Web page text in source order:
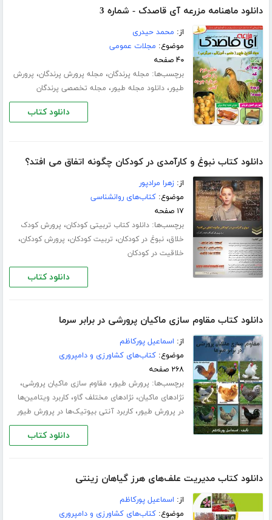
دانلود ماهنامه مزرعه آی قاصدک - شماره 3
از: محمد حیدری
موضوع: مجلات عمومی
۴۰ صفحه
برچسب‌ها: مجله پرندگان، مجله پرورش پرندگان، پرورش
طیور،دانلود مجله طیور، مجله تخصصی پرندگان
دانلود کتاب
دانلود کتاب نبوغ و کارآمدی در کودکان چگونه اتفاق می افتد؟
از:زهرا مرادپور
موضوع:کتاب‌های روانشناسی
۱۷ صفحه
برچسب‌ها:دانلود کتاب تربیتی کودکان، پرورش کودک
خلاق،نبوغ در کودکان، تربیت کودکان، پرورش کودکان،
خلاقیت در کودکان
دانلود کتاب
دانلود کتاب مقاوم سازی ماکیان پرورشی در برابر سرما
از: اسماعیل پورکاظم
موضوع:کتاب‌های کشاورزی و دامپروری
۲۶۸ صفحه
برچسب‌ها: پرورش طیور، مقاوم سازی ماکیان پرورشی،
نژادهای ماکیان،نژادهای مختلف گاو،کاربرد ویتامین‌ها
در پرورش طیور،کاربرد آنتی بیوتیک‌ها در پرورش طیور
دانلود کتاب
دانلود کتاب مدیریت علف‌های هرز گیاهان زینتی
از: اسماعیل پورکاظم
موضوع:کتاب‌های کشاورزی و دامپروری